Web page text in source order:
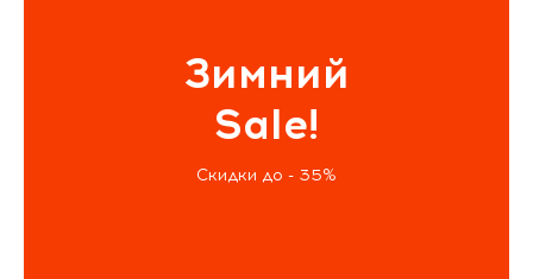
Зимний
Sale!
Скидки до - 35%